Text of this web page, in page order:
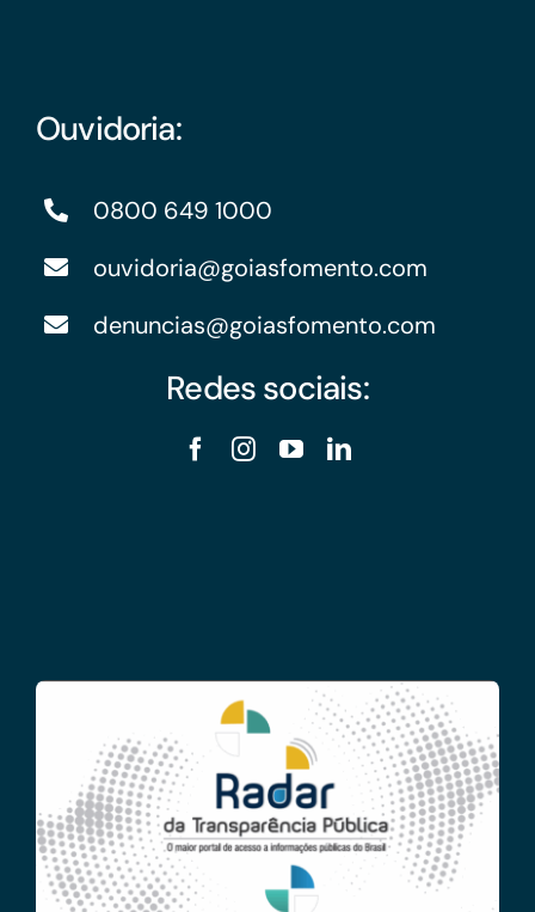
Ouvidoria:
0800 649 1000
ouvidoria@goiasfomento.com
denuncias@goiasfomento.com
Redes sociais: